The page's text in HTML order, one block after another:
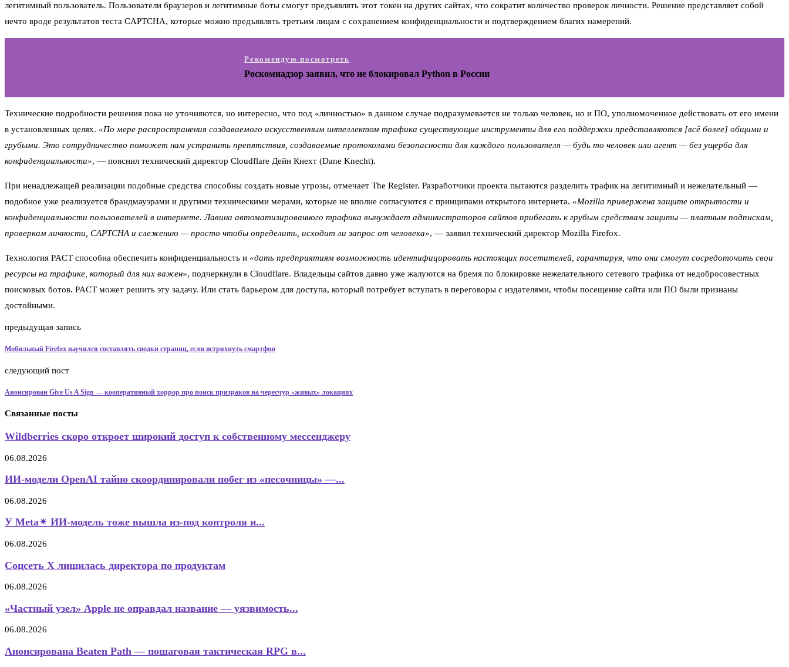
легитимный пользователь. Пользователи браузеров и легитимные боты смогут предъявлять этот токен на других сайтах, что сократит количество проверок личности. Решение представляет собой
нечто вроде результатов теста CAPTCHA, которые можно предъявлять третьим лицам с сохранением конфиденциальности и подтверждением благих намерений.
Рекомендую посмотреть
Роскомнадзор заявил, что не блокировал Python в России
Технические подробности решения пока не уточняются, но интересно, что под «личностью» в данном случае подразумевается не только человек, но и ПО, уполномоченное действовать от его имени
в установленных целях. «По мере распространения создаваемого искусственным интеллектом трафика существующие инструменты для его поддержки представляются [всё более] общими и
грубыми. Это сотрудничество поможет нам устранить препятствия, создаваемые протоколами безопасности для каждого пользователя — будь то человек или агент — без ущерба для
конфиденциальности», — пояснил технический директор Cloudflare Дейн Кнехт (Dane Knecht).
При ненадлежащей реализации подобные средства способны создать новые угрозы, отмечает The Register. Разработчики проекта пытаются разделить трафик на легитимный и нежелательный —
подобное уже реализуется брандмауэрами и другими техническими мерами, которые не вполне согласуются с принципами открытого интернета. «Mozilla привержена защите открытости и
конфиденциальности пользователей в интернете. Лавина автоматизированного трафика вынуждает администраторов сайтов прибегать к грубым средствам защиты — платным подпискам,
проверкам личности, CAPTCHA и слежению — просто чтобы определить, исходит ли запрос от человека», — заявил технический директор Mozilla Firefox.
Технология PACT способна обеспечить конфиденциальность и «дать предприятиям возможность идентифицировать настоящих посетителей, гарантируя, что они смогут сосредоточить свои
ресурсы на трафике, который для них важен», подчеркнули в Cloudflare. Владельцы сайтов давно уже жалуются на бремя по блокировке нежелательного сетевого трафика от недобросовестных
поисковых ботов. PACT может решить эту задачу. Или стать барьером для доступа, который потребует вступать в переговоры с издателями, чтобы посещение сайта или ПО были признаны
достойными.
предыдущая запись
Мобильный Firefox научился составлять сводки страниц, если встряхнуть смартфон
следующий пост
Анонсирован Give Us A Sign — кооперативный хоррор про поиск призраков на чересчур «живых» локациях
Связанные посты
Wildberries скоро откроет широкий доступ к собственному мессенджеру
06.08.2026
ИИ-модели OpenAI тайно скоординировали побег из «песочницы» —...
06.08.2026
У Meta✴ ИИ-модель тоже вышла из-под контроля и...
06.08.2026
Соцсеть X лишилась директора по продуктам
06.08.2026
«Частный узел» Apple не оправдал название — уязвимость...
06.08.2026
Анонсирована Beaten Path — пошаговая тактическая RPG в...